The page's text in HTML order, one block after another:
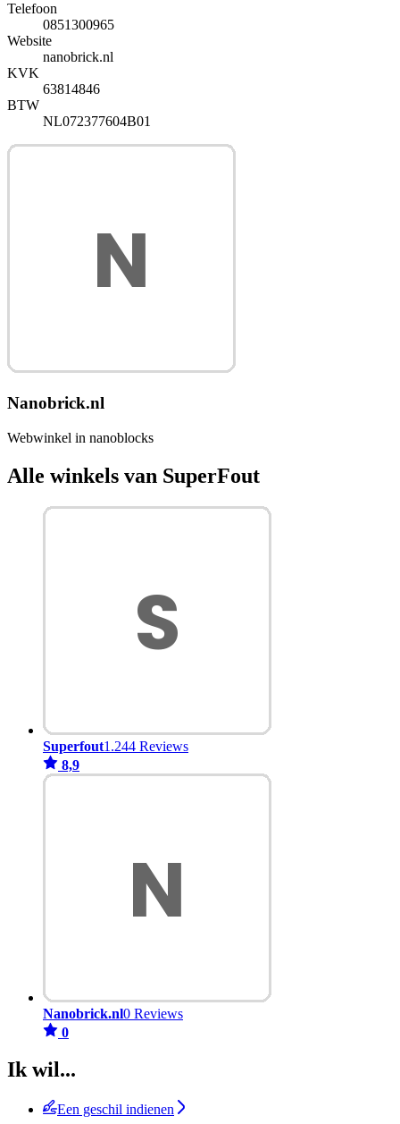
Telefoon
0851300965
Website
nanobrick.nl
KVK
63814846
BTW
NL072377604B01
Nanobrick.nl
Webwinkel in nanoblocks
Alle winkels van SuperFout
Superfout1.244 Reviews
8,9
Nanobrick.nl0 Reviews
0
Ik wil...
Een geschil indienen